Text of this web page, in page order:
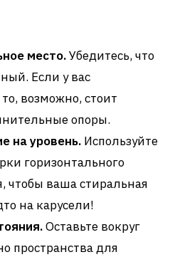
место.Убедитесь, что
Если у вас
возможно, стоит
опоры.
на уровень. Используйте
горизонтального
чтобы ваша стиральная
на карусели!
Оставьте вокруг
пространства для